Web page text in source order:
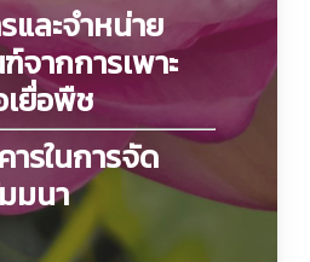
และจำหน่าย
ากการเพาะ
เยื่อพืช
ารในการจัด
มนา